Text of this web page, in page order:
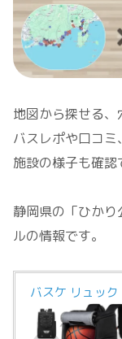
地図から探せる、
バスレポや口コ
施設の様子も確認
静岡県の「ひか
ルの情報です。
バスケ リュッ